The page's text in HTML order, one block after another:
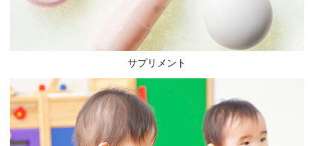
サプリメント